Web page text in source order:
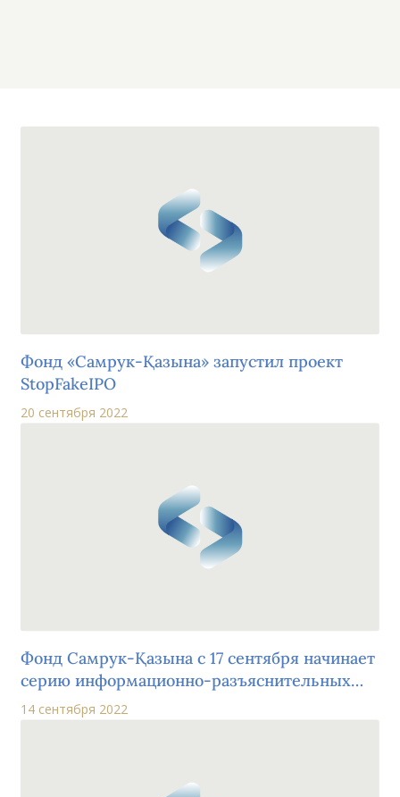
Фонд «Самрук-Қазына» запустил проект
StopFakeIPO
20 сентября 2022
Фонд Самрук-Қазына с 17 сентября начинает
серию информационно-разъяснительных
встреч с населением по теме IPO во всех
регионах Казахстана
14 сентября 2022